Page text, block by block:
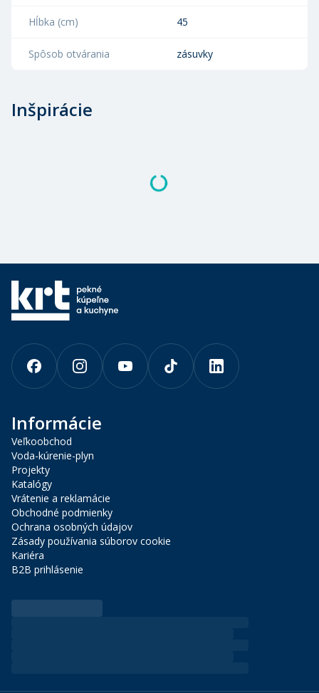
Hĺbka (cm) 45
Spôsob otvárania zásuvky
Inšpirácie
Informácie
Veľkoobchod
Voda-kúrenie-plyn
Projekty
Katalógy
Vrátenie a reklamácie
Obchodné podmienky
Ochrana osobných údajov
Zásady používania súborov cookie
Kariéra
B2B prihlásenie